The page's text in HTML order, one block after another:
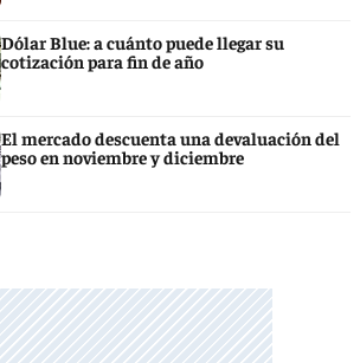
Dólar Blue: a cuánto puede llegar su
cotización para fin de año
El mercado descuenta una devaluación del
peso en noviembre y diciembre